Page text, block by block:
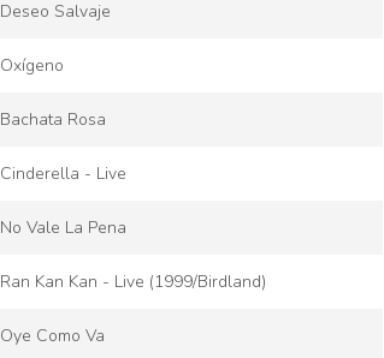
Deseo Salvaje
Oxígeno
Bachata Rosa
Cinderella - Live
No Vale La Pena
Ran Kan Kan - Live (1999/Birdland)
Oye Como Va